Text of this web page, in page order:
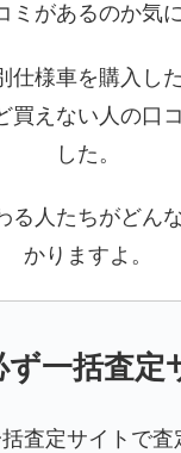
ミがあるのか気
仕様車を購入し
買えない人の口
した。
る人たちがどん
かりますよ。
一括査定
査定サイトで査